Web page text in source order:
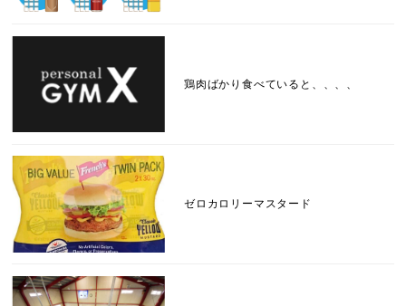
鶏肉ばかり食べていると、、、、
ゼロカロリーマスタード